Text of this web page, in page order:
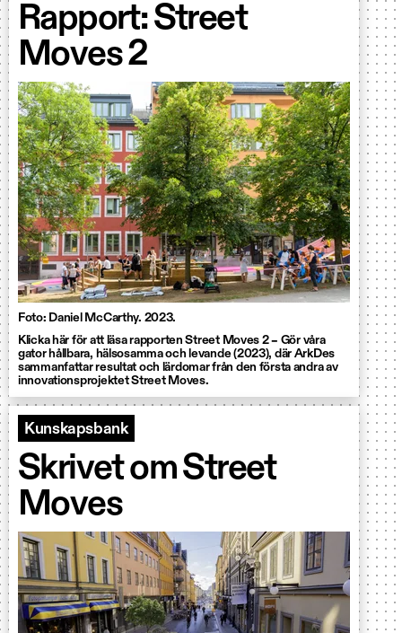
Rapport: Street
Moves 2
Foto: Daniel McCarthy. 2023.
Klicka här för att läsa rapporten Street Moves 2 – Gör våra
gator hållbara, hälsosamma och levande (2023), där ArkDes
sammanfattar resultat och lärdomar från den första andra av
innovationsprojektet Street Moves.
Kunskapsbank
Skrivet om Street
Moves